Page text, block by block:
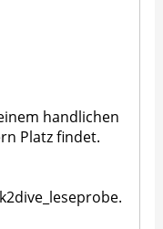
handlichen
Platz findet.